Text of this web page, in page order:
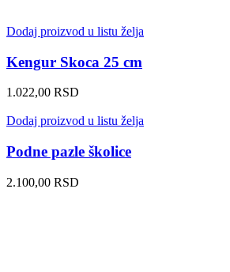
Dodaj proizvod u listu želja
Kengur Skoca 25 cm
1.022,00 RSD
Dodaj proizvod u listu želja
Podne pazle školice
2.100,00 RSD